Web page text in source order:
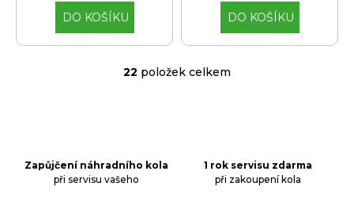
DO KOŠÍKU DO KOŠÍKU
O
22 položek celkem
Zapůjčení náhradního kola
při servisu vašeho
1 rok servisu zdarma
při zakoupení kola